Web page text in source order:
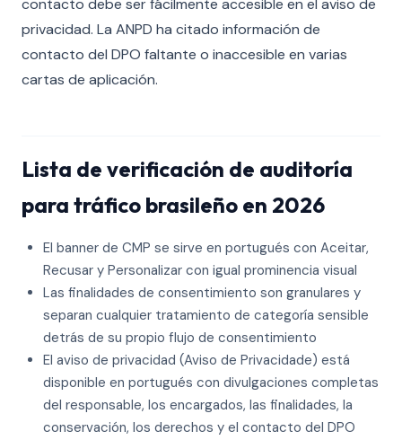
contacto debe ser fácilmente accesible en el aviso de
privacidad. La ANPD ha citado información de
contacto del DPO faltante o inaccesible en varias
cartas de aplicación.
Lista de verificación de auditoría
para tráfico brasileño en 2026
El banner de CMP se sirve en portugués con Aceitar,
Recusar y Personalizar con igual prominencia visual
Las finalidades de consentimiento son granulares y
separan cualquier tratamiento de categoría sensible
detrás de su propio flujo de consentimiento
El aviso de privacidad (Aviso de Privacidade) está
disponible en portugués con divulgaciones completas
del responsable, los encargados, las finalidades, la
conservación, los derechos y el contacto del DPO